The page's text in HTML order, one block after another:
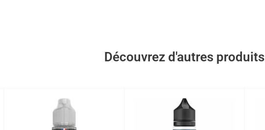
Découvrez d'autres produits